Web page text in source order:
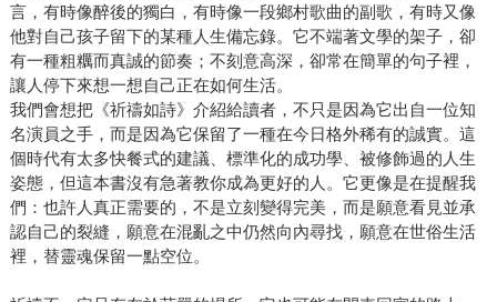
言，有時像醉後的獨白，有時像一段鄉村歌曲的副歌，有時又像
他對自己孩子留下的某種人生備忘錄。它不端著文學的架子，卻
有一種粗糲而真誠的節奏；不刻意高深，卻常在簡單的句子裡，
讓人停下來想一想自己正在如何生活。
我們會想把《祈禱如詩》介紹給讀者，不只是因為它出自一位知
名演員之手，而是因為它保留了一種在今日格外稀有的誠實。這
個時代有太多快餐式的建議、標準化的成功學、被修飾過的人生
姿態，但這本書沒有急著教你成為更好的人。它更像是在提醒我
們：也許人真正需要的，不是立刻變得完美，而是願意看見並承
認自己的裂縫，願意在混亂之中仍然向內尋找，願意在世俗生活
裡，替靈魂保留一點空位。